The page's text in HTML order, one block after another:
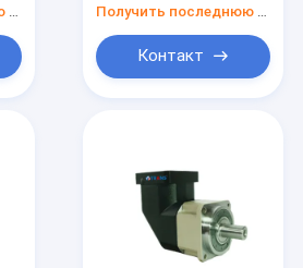
Residential Water
Pump Controller
Контакт